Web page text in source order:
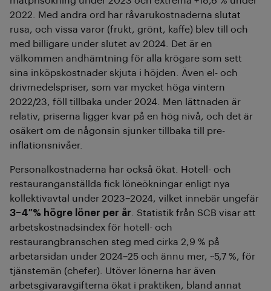
2022. Med andra ord har råvarukostnaderna slutat
rusa, och vissa varor (frukt, grönt, kaffe) blev till och
med billigare under slutet av 2024. Det är en
välkommen andhämtning för alla krögare som sett
sina inköpskostnader skjuta i höjden. Även el- och
drivmedelspriser, som var mycket höga vintern
2022/23, föll tillbaka under 2024. Men lättnaden är
relativ, priserna ligger kvar på en hög nivå, och det är
osäkert om de någonsin sjunker tillbaka till pre-
inflationsnivåer.
Personalkostnaderna har också ökat. Hotell- och
restauranganställda fick löneökningar enligt nya
kollektivavtal under 2023–2024, vilket innebär ungefär
3–4 % högre löner per år . Statistik från SCB visar att
arbetskostnadsindex för hotell- och
restaurangbranschen steg med cirka 2,9 % på
arbetarsidan under 2024–25 och ännu mer, ~5,7 %, för
tjänstemän (chefer). Utöver lönerna har även
arbetsgivaravgifterna ökat i praktiken, bland annat